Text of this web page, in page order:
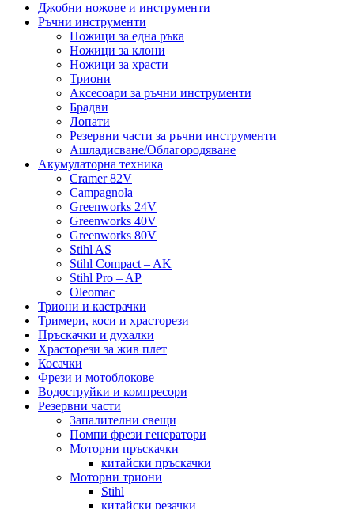
Джобни ножове и инструменти
Ръчни инструменти
Ножици за една ръка
Ножици за клони
Ножици за храсти
Триони
Аксесоари за ръчни инструменти
Брадви
Лопати
Резервни части за ръчни инструменти
Ашладисване/Облагородяване
Акумулаторна техника
Cramer 82V
Campagnola
Greenworks 24V
Greenworks 40V
Greenworks 80V
Stihl AS
Stihl Compact – AK
Stihl Pro – AP
Oleomac
Триони и кастрачки
Тримери, коси и храсторези
Пръскачки и духалки
Храсторези за жив плет
Косачки
Фрези и мотоблокове
Водоструйки и компресори
Резервни части
Запалителни свещи
Помпи фрези генератори
Моторни пръскачки
китайски пръскачки
Моторни триони
Stihl
китайски резачки